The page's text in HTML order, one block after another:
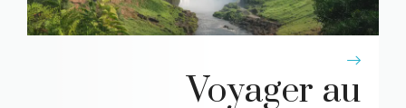
Voyager au